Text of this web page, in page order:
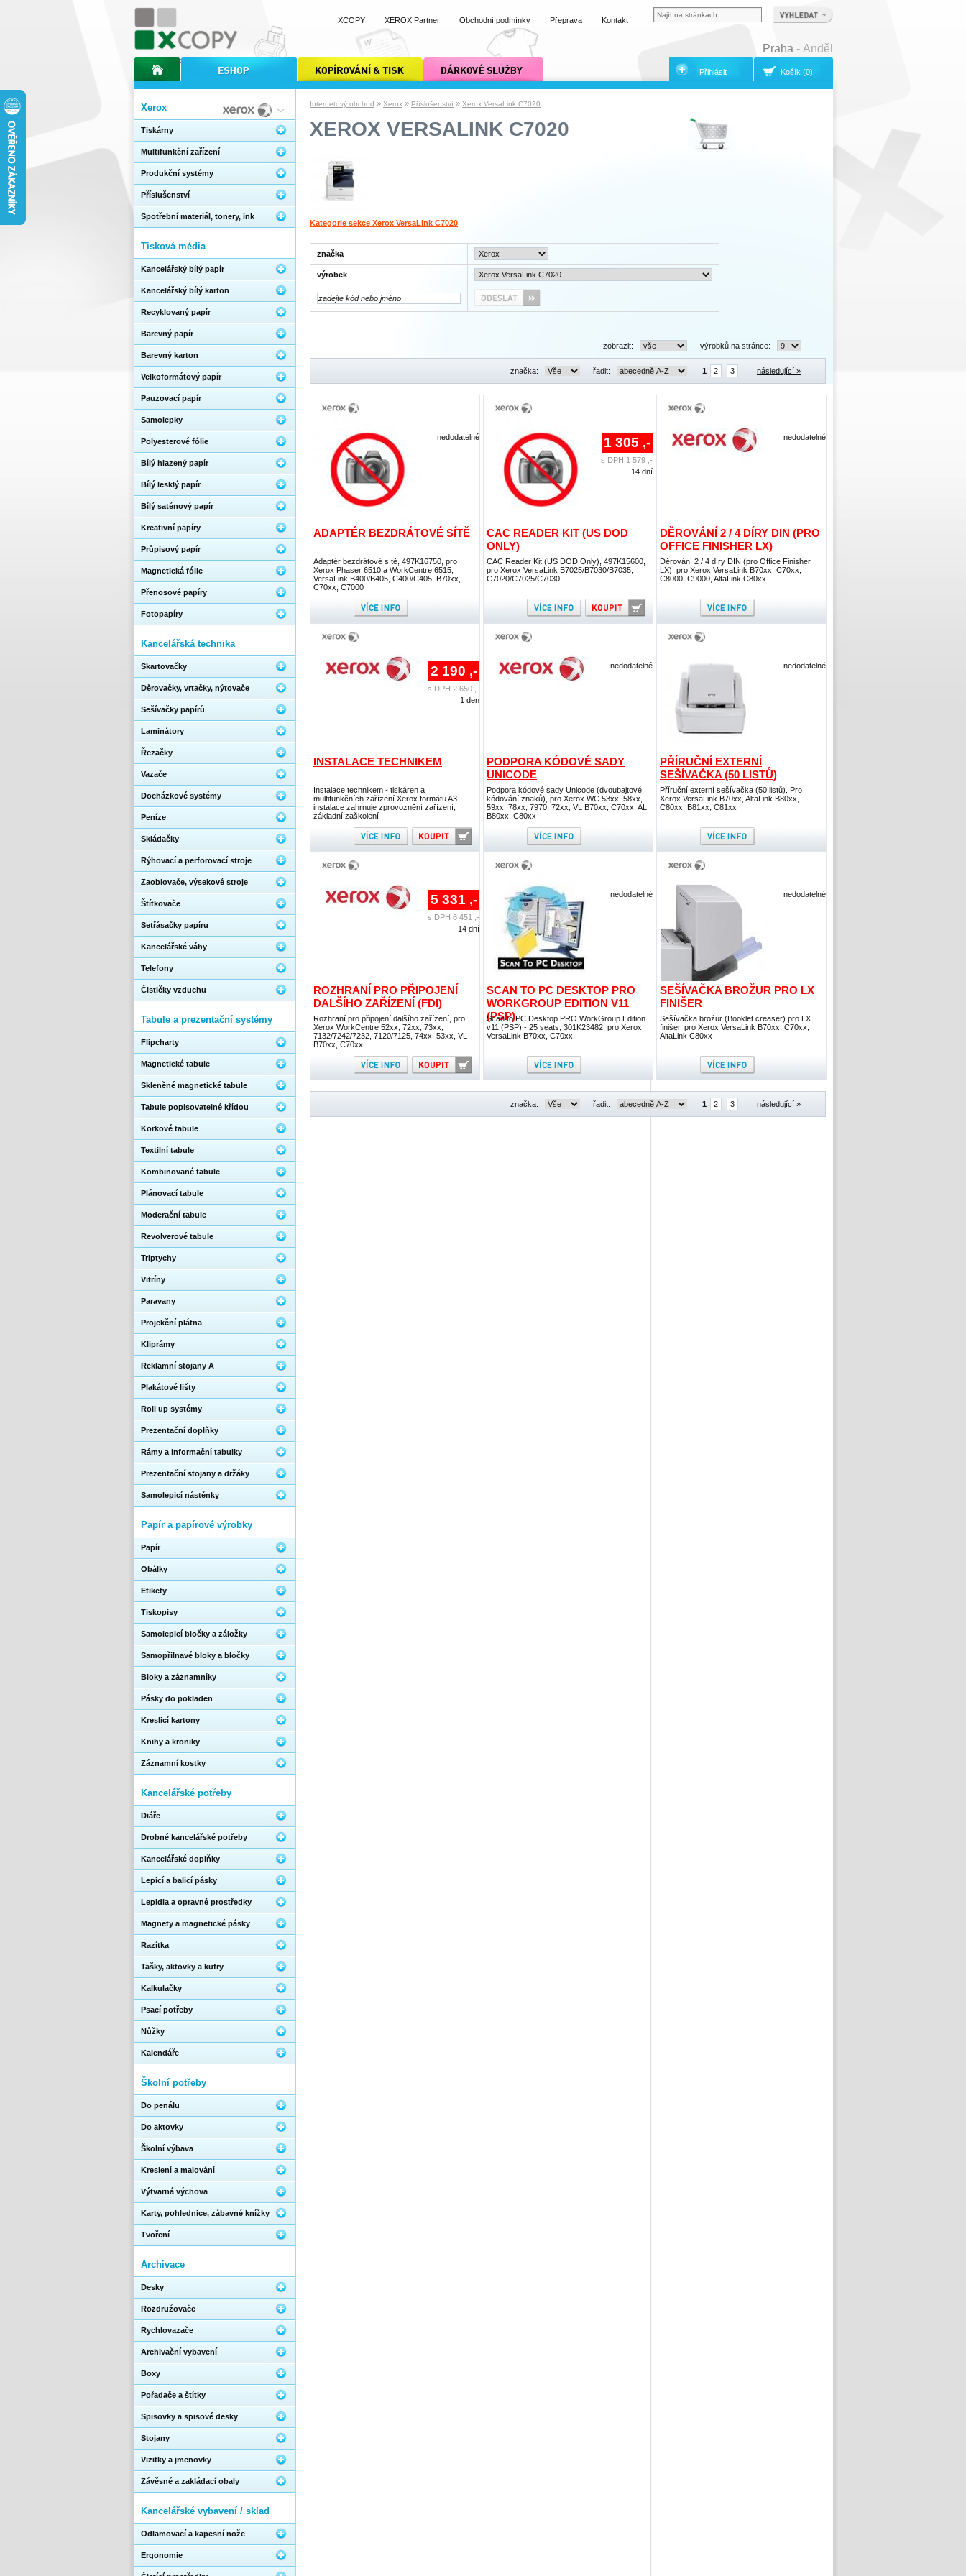
Internetový obchod » Xerox » Příslušenství » Xerox VersaLink C7020
XEROX VERSALINK C7020
Kategorie sekce Xerox VersaLink C7020
značka
výrobek
zobrazit: výrobků na stránce:
značka: řadit: 1 2 3 následující »
ADAPTÉR BEZDRÁTOVÉ SÍTĚ
Adaptér bezdrátové sítě, 497K16750, pro
Xerox Phaser 6510 a WorkCentre 6515,
VersaLink B400/B405, C400/C405, B70xx,
C70xx, C7000
nedodatelné
CAC READER KIT (US DOD
ONLY)
CAC Reader Kit (US DOD Only), 497K15600,
pro Xerox VersaLink B7025/B7030/B7035,
C7020/C7025/C7030
1 305 ,-
s DPH 1 579 ,-
14 dní
DĚROVÁNÍ 2 / 4 DÍRY DIN (PRO
OFFICE FINISHER LX)
Děrování 2 / 4 díry DIN (pro Office Finisher
LX), pro Xerox VersaLink B70xx, C70xx,
C8000, C9000, AltaLink C80xx
nedodatelné
INSTALACE TECHNIKEM
Instalace technikem - tiskáren a
multifunkčních zařízení Xerox formátu A3 -
instalace zahrnuje zprovoznění zařízení,
základní zaškolení
2 190 ,-
s DPH 2 650 ,-
1 den
PODPORA KÓDOVÉ SADY
UNICODE
Podpora kódové sady Unicode (dvoubajtové
kódování znaků), pro Xerox WC 53xx, 58xx,
59xx, 78xx, 7970, 72xx, VL B70xx, C70xx, AL
B80xx, C80xx
nedodatelné
PŘÍRUČNÍ EXTERNÍ
SEŠÍVAČKA (50 LISTŮ)
Příruční externí sešívačka (50 listů). Pro
Xerox VersaLink B70xx, AltaLink B80xx,
C80xx, B81xx, C81xx
nedodatelné
ROZHRANÍ PRO PŘIPOJENÍ
DALŠÍHO ZAŘÍZENÍ (FDI)
Rozhraní pro připojení dalšího zařízení, pro
Xerox WorkCentre 52xx, 72xx, 73xx,
7132/7242/7232, 7120/7125, 74xx, 53xx, VL
B70xx, C70xx
5 331 ,-
s DPH 6 451 ,-
14 dní
SCAN TO PC DESKTOP PRO
WORKGROUP EDITION V11
(PSP)
Scan to PC Desktop PRO WorkGroup Edition
v11 (PSP) - 25 seats, 301K23482, pro Xerox
VersaLink B70xx, C70xx
nedodatelné
SEŠÍVAČKA BROŽUR PRO LX
FINIŠER
Sešívačka brožur (Booklet creaser) pro LX
finišer, pro Xerox VersaLink B70xx, C70xx,
AltaLink C80xx
nedodatelné
značka: řadit: 1 2 3 následující »
Xerox
Tiskárny
Multifunkční zařízení
Produkční systémy
Příslušenství
Spotřební materiál, tonery, ink
Tisková média
Kancelářský bílý papír
Kancelářský bílý karton
Recyklovaný papír
Barevný papír
Barevný karton
Velkoformátový papír
Pauzovací papír
Samolepky
Polyesterové fólie
Bílý hlazený papír
Bílý lesklý papír
Bílý saténový papír
Kreativní papíry
Průpisový papír
Magnetická fólie
Přenosové papíry
Fotopapíry
Kancelářská technika
Skartovačky
Děrovačky, vrtačky, nýtovače
Sešívačky papírů
Laminátory
Řezačky
Vazače
Docházkové systémy
Peníze
Skládačky
Rýhovací a perforovací stroje
Zaoblovače, výsekové stroje
Štítkovače
Setřásačky papíru
Kancelářské váhy
Telefony
Čističky vzduchu
Tabule a prezentační systémy
Flipcharty
Magnetické tabule
Skleněné magnetické tabule
Tabule popisovatelné křídou
Korkové tabule
Textilní tabule
Kombinované tabule
Plánovací tabule
Moderační tabule
Revolverové tabule
Triptychy
Vitríny
Paravany
Projekční plátna
Kliprámy
Reklamní stojany A
Plakátové lišty
Roll up systémy
Prezentační doplňky
Rámy a informační tabulky
Prezentační stojany a držáky
Samolepicí nástěnky
Papír a papírové výrobky
Papír
Obálky
Etikety
Tiskopisy
Samolepicí bločky a záložky
Samopřilnavé bloky a bločky
Bloky a záznamníky
Pásky do pokladen
Kreslicí kartony
Knihy a kroniky
Záznamní kostky
Kancelářské potřeby
Diáře
Drobné kancelářské potřeby
Kancelářské doplňky
Lepicí a balicí pásky
Lepidla a opravné prostředky
Magnety a magnetické pásky
Razítka
Tašky, aktovky a kufry
Kalkulačky
Psací potřeby
Nůžky
Kalendáře
Školní potřeby
Do penálu
Do aktovky
Školní výbava
Kreslení a malování
Výtvarná výchova
Karty, pohlednice, zábavné knížky
Tvoření
Archivace
Desky
Rozdružovače
Rychlovazače
Archivační vybavení
Boxy
Pořadače a štítky
Spisovky a spisové desky
Stojany
Vizitky a jmenovky
Závěsné a zakládací obaly
Kancelářské vybavení / sklad
Odlamovací a kapesní nože
Ergonomie
úvodní stránka xcopyinternetový obchod xcopy kopírování a tisk xcopy dárkové služby xcopy
XCOPY XEROX Partner Obchodní podmínky Přeprava Kontakt
Praha - Anděl
Košík (0)
Přihlásit